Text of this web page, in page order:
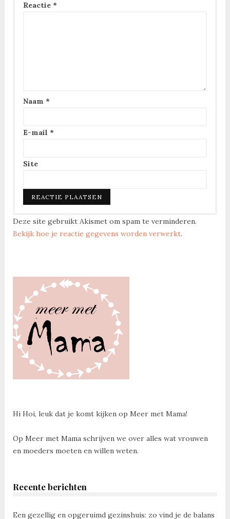
Reactie *
Naam *
E-mail *
Site
Deze site gebruikt Akismet om spam te verminderen.
Bekijk hoe je reactie gegevens worden verwerkt.
Hi Hoi, leuk dat je komt kijken op Meer met Mama!
Op Meer met Mama schrijven we over alles wat vrouwen
en moeders moeten en willen weten.
Recente berichten
Een gezellig en opgeruimd gezinshuis: zo vind je de balans